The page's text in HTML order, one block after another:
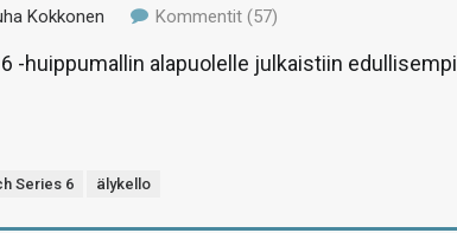
Kokkonen Kommentit (57)
-huippumallin alapuolelle julkaistiin edullisempi
Series 6 älykello